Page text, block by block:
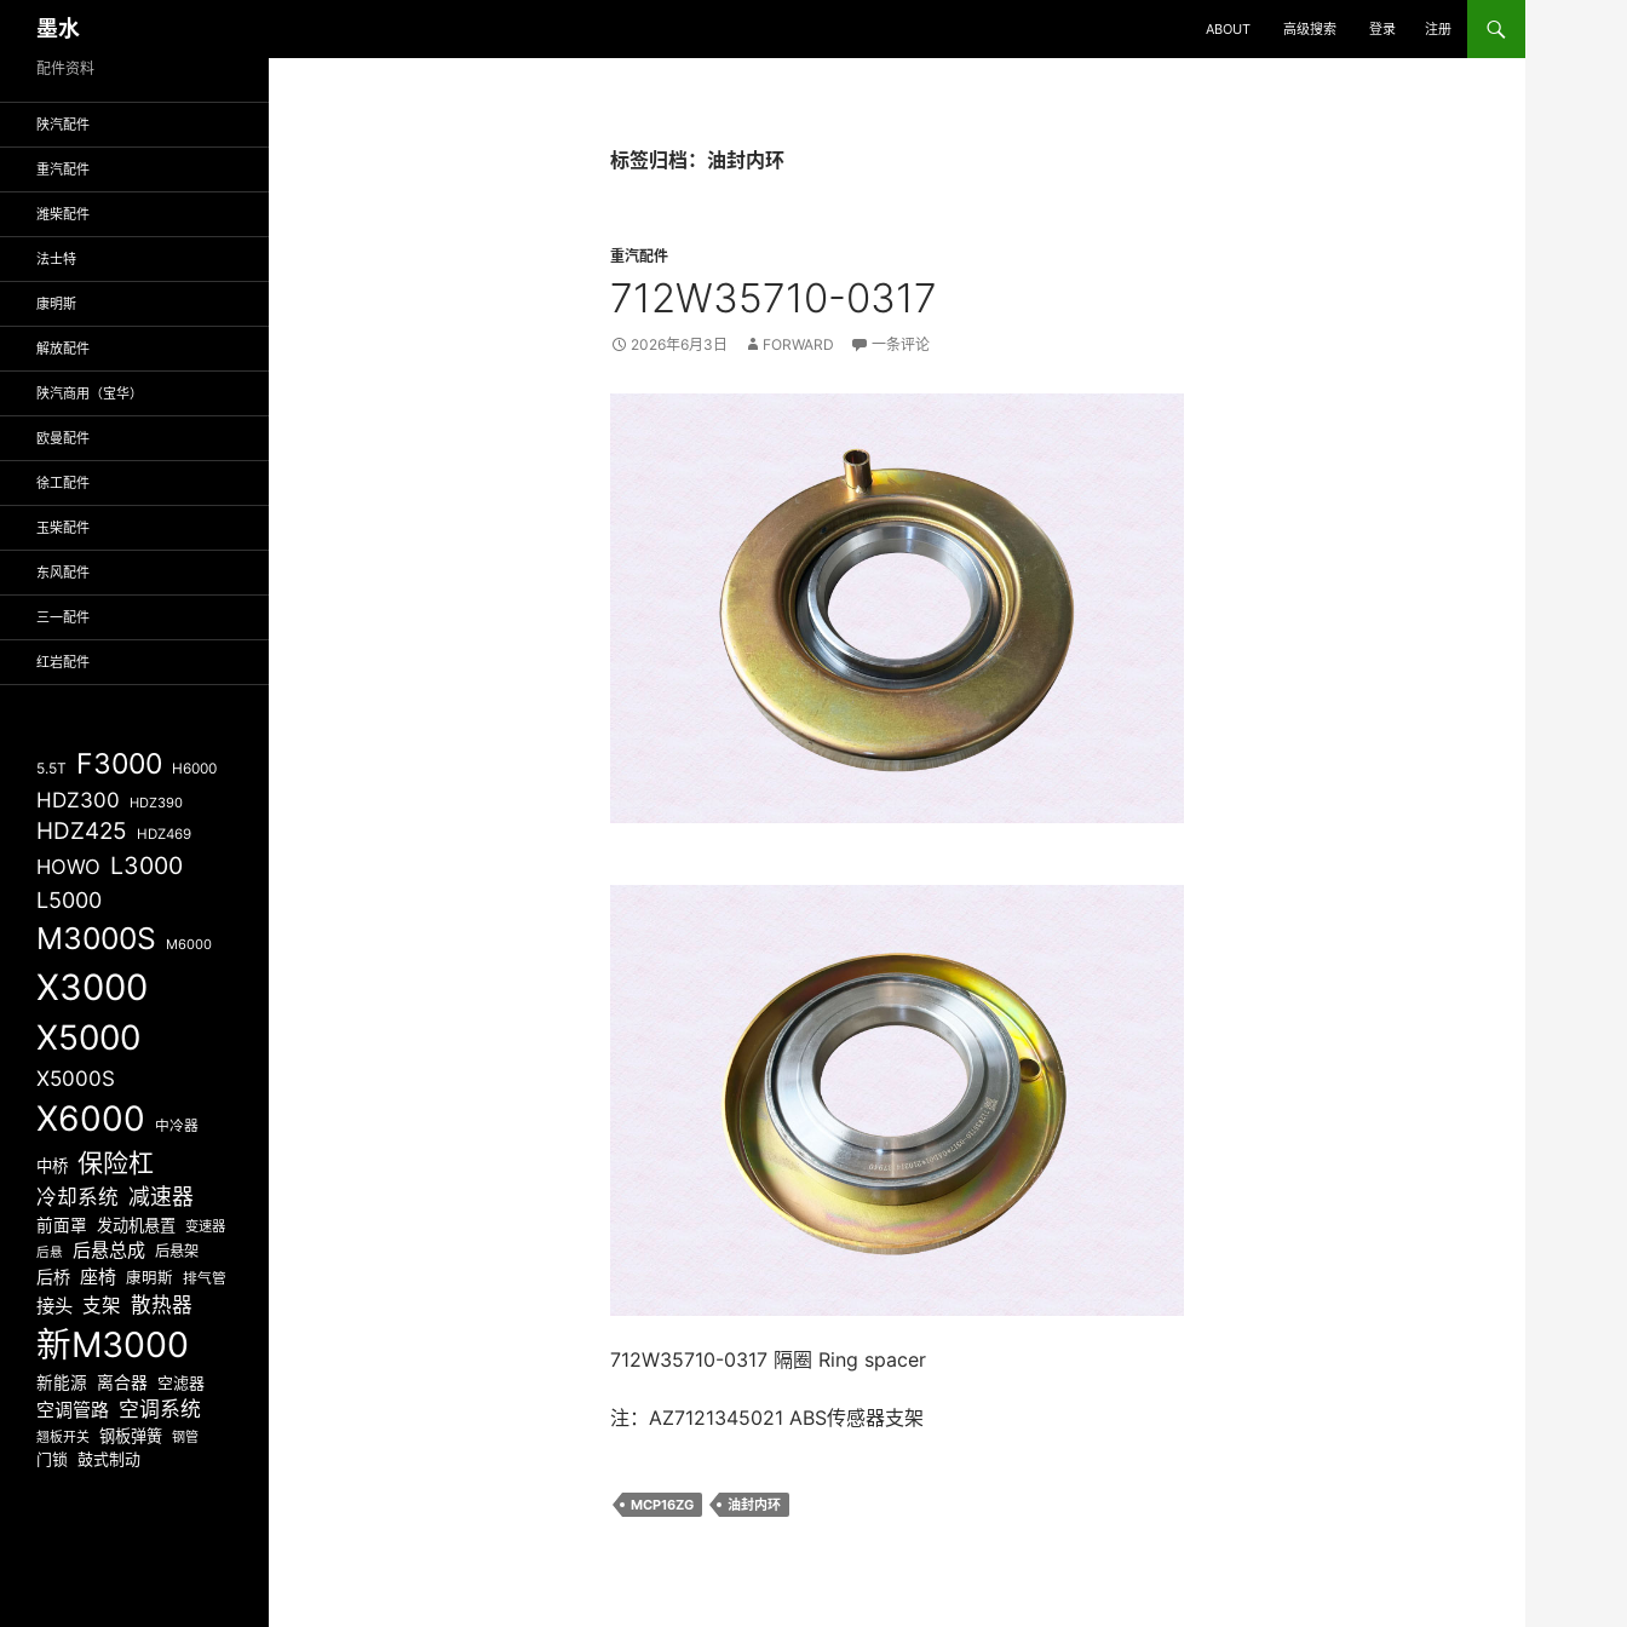
至
墨水 ABOUT 高级搜索 登录 注册
标签归档：油封内环
重汽配件
712W35710-0317
2026年6月3日 FORWARD 一条评论
712W35710-0317 隔圈 Ring spacer
注：AZ7121345021 ABS传感器支架
MCP16ZG 油封内环
配件资料
陕汽配件
重汽配件
潍柴配件
法士特
康明斯
解放配件
陕汽商用（宝华）
欧曼配件
徐工配件
玉柴配件
东风配件
三一配件
红岩配件
5.5T F3000 H6000
HDZ300 HDZ390
HDZ425 HDZ469
HOWO L3000
L5000
M3000S M6000
X3000
X5000
X5000S
X6000 中冷器
中桥 保险杠
冷却系统 减速器
前面罩 发动机悬置 变速器
后悬 后悬总成 后悬架
后桥 座椅 康明斯 排气管
接头 支架 散热器
新M3000
新能源 离合器 空滤器
空调管路 空调系统
翘板开关 钢板弹簧 钢管
门锁 鼓式制动